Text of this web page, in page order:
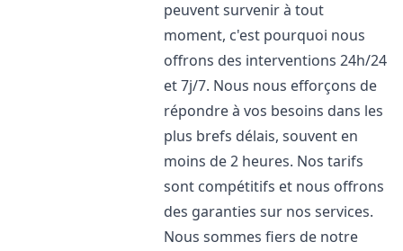
peuvent survenir à tout
moment, c'est pourquoi nous
offrons des interventions 24h/24
et 7j/7. Nous nous efforçons de
répondre à vos besoins dans les
plus brefs délais, souvent en
moins de 2 heures. Nos tarifs
sont compétitifs et nous offrons
des garanties sur nos services.
Nous sommes fiers de notre